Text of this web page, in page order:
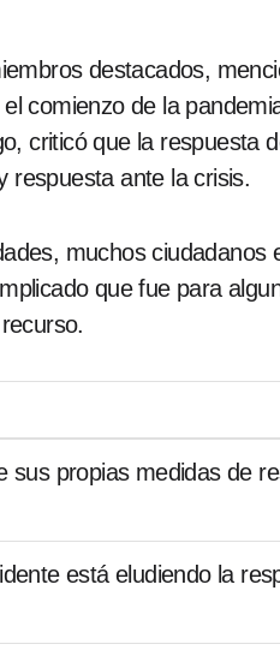
destacados,
comienzo de la
criticó que la respuesta
respuesta ante la crisis.
muchos ciudadanos
que fue para
propias medidas de
está eludiendo la